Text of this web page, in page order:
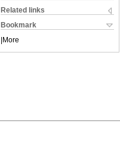
Related links
Bookmark
More